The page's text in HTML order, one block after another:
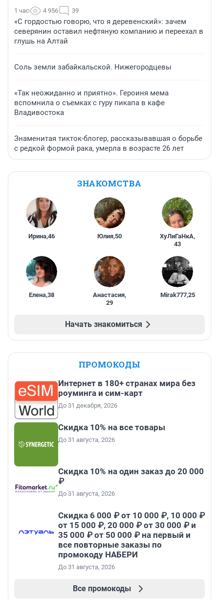
1 час 4 956 39
«С гордостью говорю, что я деревенский»: зачем
северянин оставил нефтяную компанию и переехал в
глушь на Алтай
Соль земли забайкальской. Нижегородцевы
«Так неожиданно и приятно». Героиня мема
вспомнила о съемках с гуру пикапа в кафе
Владивостока
Знаменитая тикток-блогер, рассказывавшая о борьбе
с редкой формой рака, умерла в возрасте 26 лет
ЗНАКОМСТВА
Ирина,46 Юлия,50 ХуЛиГаНкА,
43
Елена,38 Анастасия,
29
Mirak777,25
Начать знакомиться
ПРОМОКОДЫ
Интернет в 180+ странах мира без
роуминга и сим-карт
До 31 декабря, 2026
Скидка 10% на все товары
До 31 августа, 2026
Скидка 10% на один заказ до 20 000
₽
До 31 августа, 2026
Скидка 6 000 ₽ от 10 000 ₽, 10 000 ₽
от 15 000 ₽, 20 000 ₽ от 30 000 ₽ и
35 000 ₽ от 50 000 ₽ на первый и
все повторные заказы по
промокоду НАБЕРИ
До 31 августа, 2026
Все промокоды